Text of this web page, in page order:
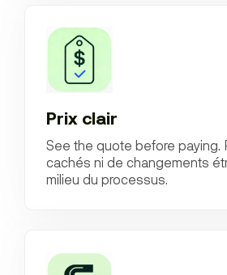
Prix clair
See the quote before paying.
cachés ni de changements
milieu du processus.